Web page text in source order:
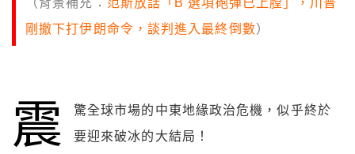
（背景補充： 范斯放話「B 選項砲彈已上膛」，川普
剛撤下打伊朗命令，談判進入最終倒數）
震
驚全球市場的中東地緣政治危機，似乎終於
要迎來破冰的大結局！